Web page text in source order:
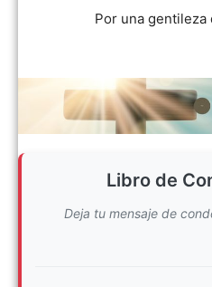
Por una gentileza
Libro de
Deja tu mensaje de